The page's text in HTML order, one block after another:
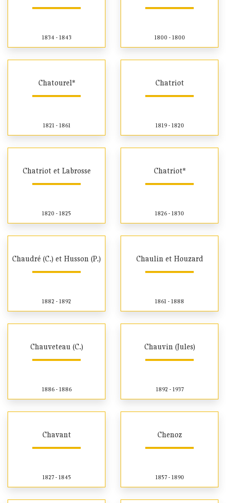
1834 - 1843 1800 - 1800
Chatourel*
1821 - 1861
Chatriot
1819 - 1820
Chatriot et Labrosse
1820 - 1825
Chatriot*
1826 - 1830
Chaudré (C.) et Husson (P.)
1882 - 1892
Chaulin et Houzard
1861 - 1888
Chauveteau (C.)
1886 - 1886
Chauvin (Jules)
1892 - 1937
Chavant
1827 - 1845
Chenoz
1857 - 1890